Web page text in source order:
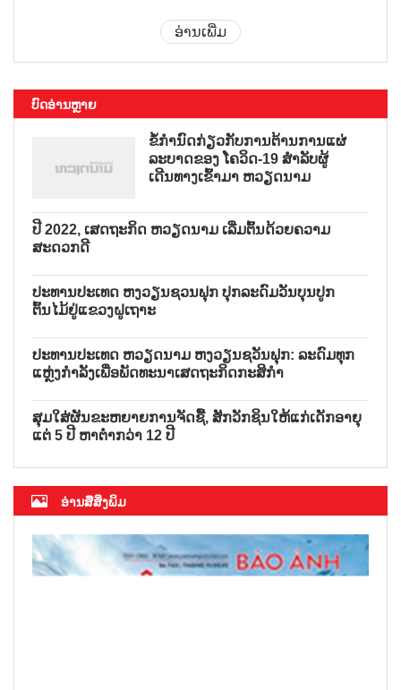
ອ່ານເພີ່ມ
ບົດອ່ານຫຼາຍ
ຂໍ້ກຳນົດກ່ຽວກັບການຕ້ານການແຜ່
ລະບາດຂອງ ໂຄວິດ-19 ສຳລັບຜູ້
ເດີນທາງເຂົ້າມາ ຫວຽດນາມ
ປີ 2022, ເສດຖະກິດ ຫວຽດນາມ ເລີ່ມຕົ້ນດ້ວຍຄວາມ
ສະດວກດີ
ປະທານປະເທດ ຫງວຽນຊວນຟຸກ ປຸກລະດົມວັນບຸນປູກ
ຕົ້ນໄມ້ຢູ່ແຂວງຝູເຖາະ
ປະທານປະເທດ ຫວຽດນາມ ຫງວຽນຊວັນຟຸກ: ລະດົມທຸກ
ແຫຼ່ງກຳລັງເພື່ອພັດທະນາເສດຖະກິດກະສິກຳ
ສຸມໃສ່ຜັນຂະຫຍາຍການຈັດຊື້, ສັກວັກຊິນໃຫ້ແກ່ເດັກອາຍຸ
ແຕ່ 5 ປີ ຫາຕ່ຳກວ່າ 12 ປີ
ອ່ານສື່ສິ່ງພິມ